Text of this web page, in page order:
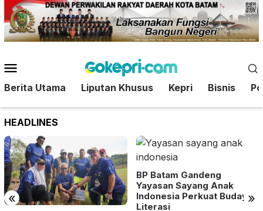
Loncat
ke
konten
Mobile
Berita Utama Liputan Khusus Kepri Bisnis
HEADLINES
« »
BP Batam Gandeng
Yayasan Sayang Anak
Indonesia Perkuat Budaya
Literasi